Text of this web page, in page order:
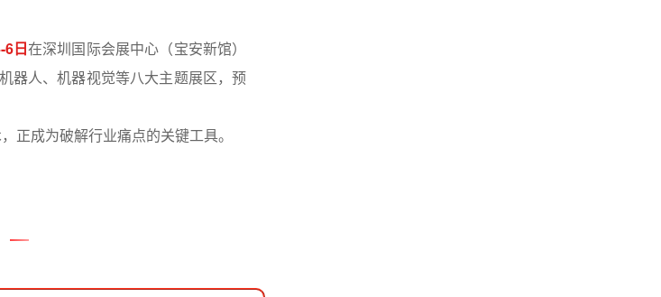
6日在深圳国际会展中心（宝安新馆）
器人、机器视觉等八大主题展区，预
正成为破解行业痛点的关键工具。